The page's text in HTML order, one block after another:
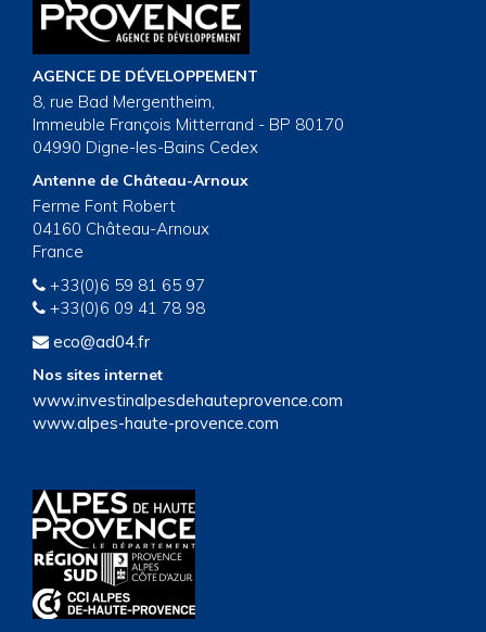
AGENCE DE DÉVELOPPEMENT
8, rue Bad Mergentheim,
Immeuble François Mitterrand - BP 80170
04990 Digne-les-Bains Cedex
Antenne de Château-Arnoux
Ferme Font Robert
04160 Château-Arnoux
France
+33(0)6 59 81 65 97
+33(0)6 09 41 78 98
eco@ad04.fr
Nos sites internet
www.investinalpesdehauteprovence.com
www.alpes-haute-provence.com